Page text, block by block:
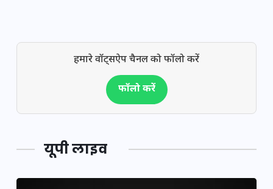
हमारे वॉट्सऐप चैनल को फॉलो करें
फॉलो करें
यूपी लाइव